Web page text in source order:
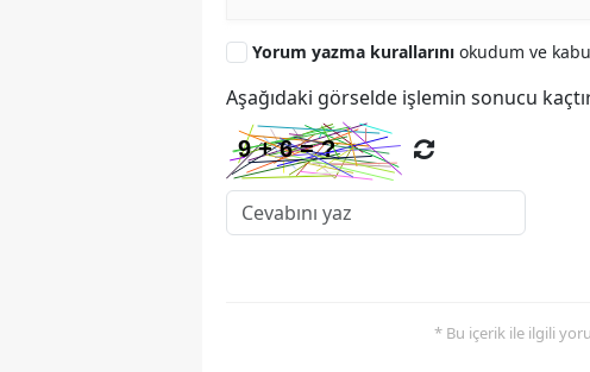
Yorum yazma kurallarını okudum ve
Aşağıdaki görselde işlemin sonucu
* Bu içerik ile ilgili